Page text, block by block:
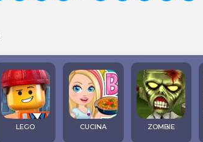
LEGO CUCINA ZOMBIE